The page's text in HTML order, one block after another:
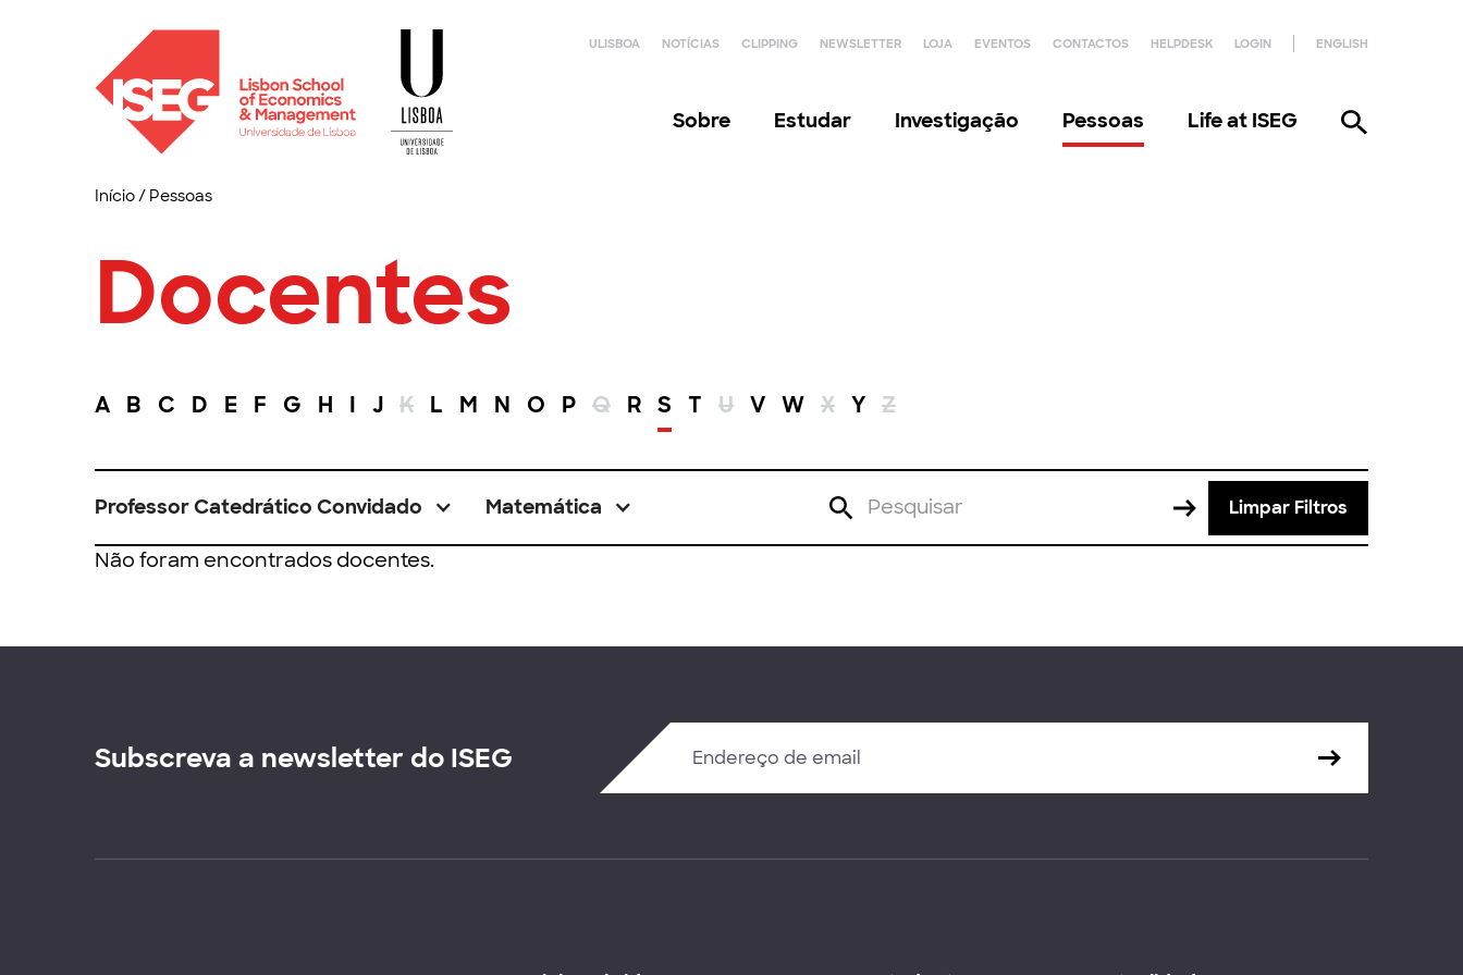
ULISBOA NOTÍCIAS CLIPPING NEWSLETTER LOJA EVENTOS CONTACTOS HELPDESK LOGIN ENGLISH
Sobre Estudar Investigação Pessoas Life at ISEG
Início/ Pessoas
Docentes
A B C D E F G H I J K L M N O P Q R S T U V W X Y Z
Professor Catedrático Convidado Matemática Limpar Filtros
Não foram encontrados docentes.
Subscreva a newsletter do ISEG